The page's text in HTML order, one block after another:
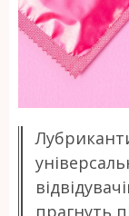
прагнуть